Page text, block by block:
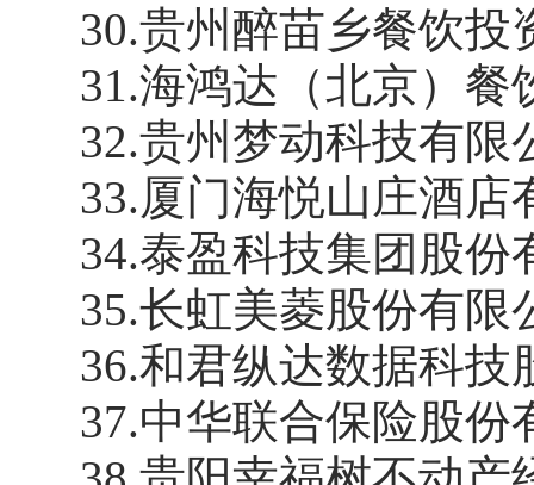
30.贵州醉苗乡餐饮投
31.海鸿达（北京）餐
32.贵州梦动科技有限
33.厦门海悦山庄酒店
34.泰盈科技集团股份
35.长虹美菱股份有限
36.和君纵达数据科技
37.中华联合保险股份